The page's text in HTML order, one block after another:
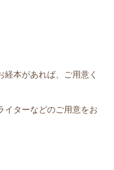
本があれば、ご用意く
イターなどのご用意をお